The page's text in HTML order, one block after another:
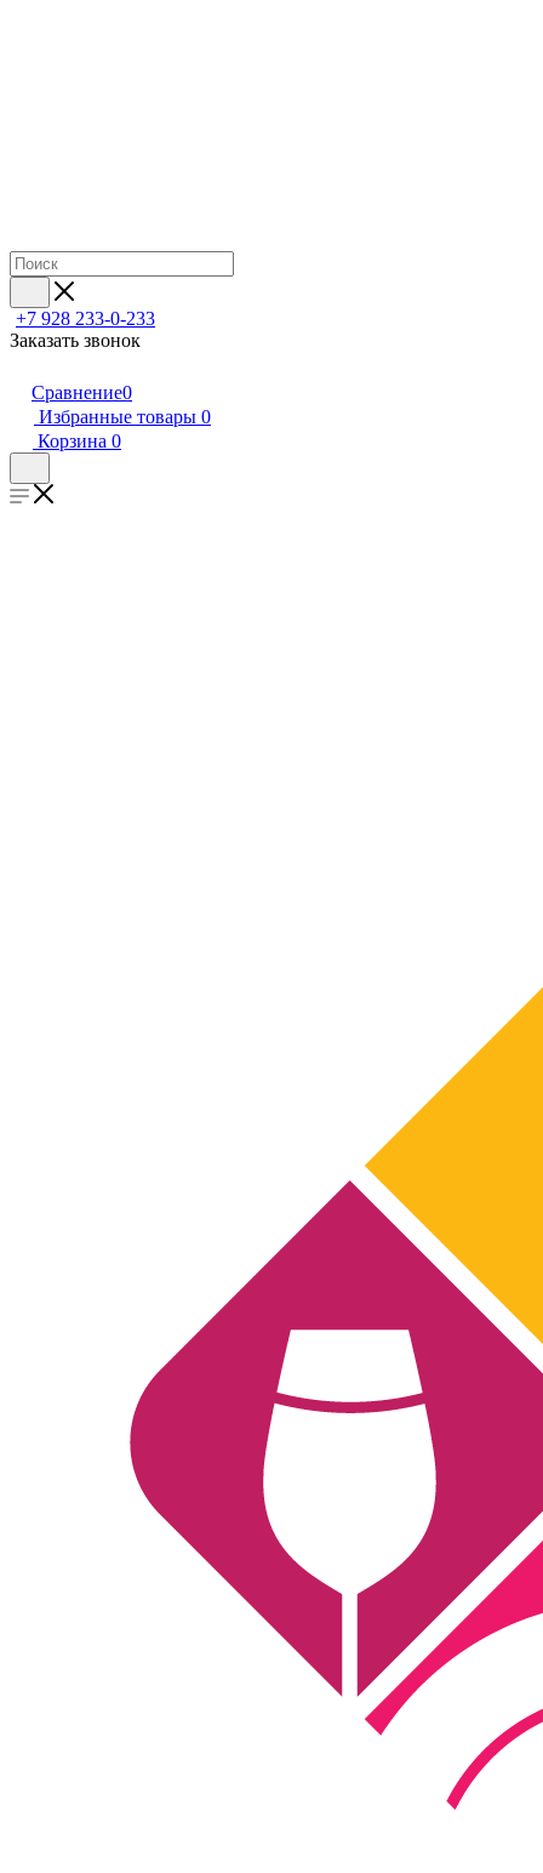
+7 928 233-0-233
Заказать звонок
Сравнение0
Избранные товары 0
Корзина 0